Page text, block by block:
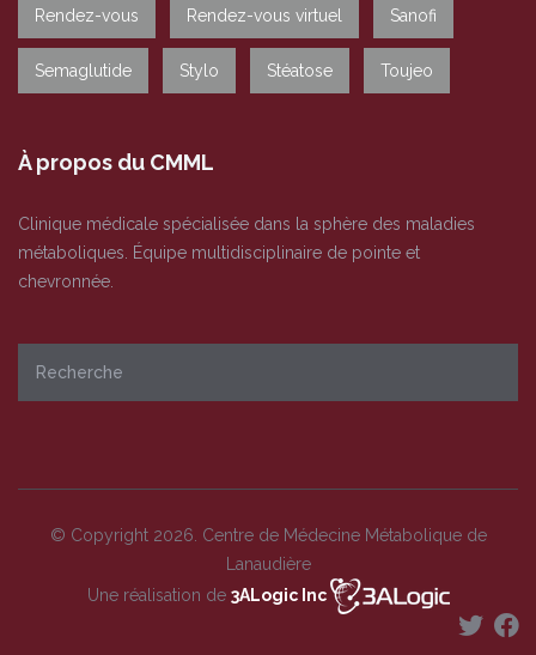
Rendez-vous Rendez-vous virtuel Sanofi
Semaglutide Stylo Stéatose Toujeo
À propos du CMML
Clinique médicale spécialisée dans la sphère des maladies
métaboliques. Équipe multidisciplinaire de pointe et
chevronnée.
© Copyright 2026. Centre de Médecine Métabolique de
Lanaudière
Une réalisation de 3ALogic Inc